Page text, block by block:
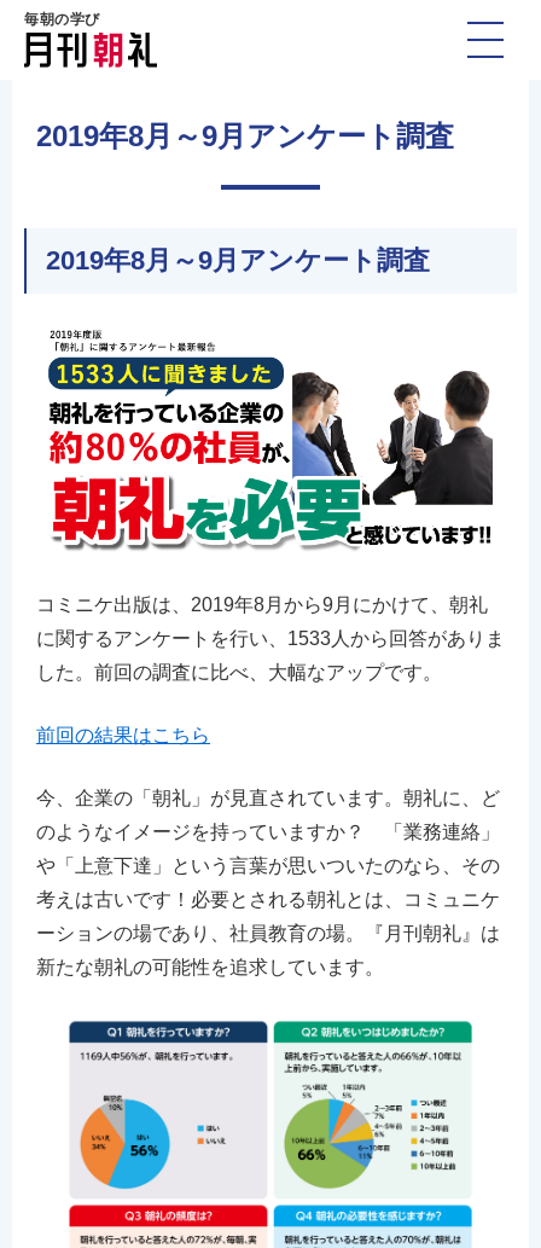
毎朝の学び
2019年8月～9月アンケート調査
2019年8月～9月アンケート調査
コミニケ出版は、2019年8月から9月にかけて、朝礼
に関するアンケートを行い、1533人から回答がありま
した。前回の調査に比べ、大幅なアップです。
前回の結果はこちら
今、企業の「朝礼」が見直されています。朝礼に、ど
のようなイメージを持っていますか？ 「業務連絡」
や「上意下達」という言葉が思いついたのなら、その
考えは古いです！必要とされる朝礼とは、コミュニケ
ーションの場であり、社員教育の場。『月刊朝礼』は
新たな朝礼の可能性を追求しています。